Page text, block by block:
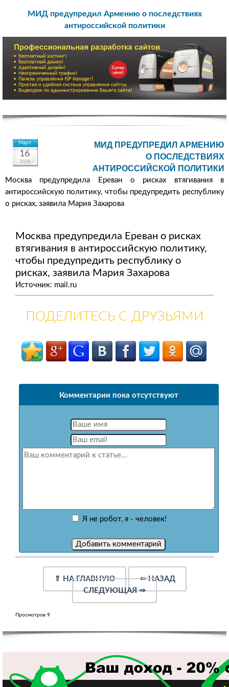
МИД предупредил Армению о последствиях
антироссийской политики
Март
16
2024
МИД ПРЕДУПРЕДИЛ АРМЕНИЮ
О ПОСЛЕДСТВИЯХ
АНТИРОССИЙСКОЙ ПОЛИТИКИ
Москва предупредила Ереван о рисках втягивания в
антироссийскую политику, чтобы предупредить республику
о рисках, заявила Мария Захарова
Москва предупредила Ереван о рисках
втягивания в антироссийскую политику,
чтобы предупредить республику о
рисках, заявила Мария Захарова
Источник: mail.ru
ПОДЕЛИТЕСЬ С ДРУЗЬЯМИ
Комментарии пока отсутствуют
Я не робот, я - человек!
⇑ НА ГЛАВНУЮ ⇐НАЗАД
СЛЕДУЮЩАЯ⇒
Просмотров 9